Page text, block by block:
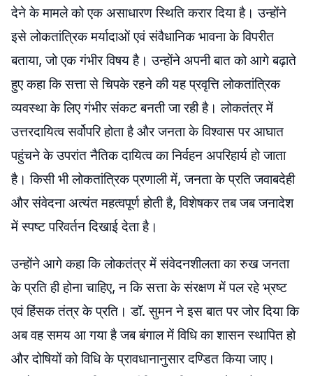
देने के मामले को एक असाधारण स्थिति करार दिया है। उन्होंने
इसे लोकतांत्रिक मर्यादाओं एवं संवैधानिक भावना के विपरीत
बताया, जो एक गंभीर विषय है। उन्होंने अपनी बात को आगे बढ़ाते
हुए कहा कि सत्ता से चिपके रहने की यह प्रवृत्ति लोकतांत्रिक
व्यवस्था के लिए गंभीर संकट बनती जा रही है। लोकतंत्र में
उत्तरदायित्व सर्वोपरि होता है और जनता के विश्वास पर आघात
पहुंचने के उपरांत नैतिक दायित्व का निर्वहन अपरिहार्य हो जाता
है। किसी भी लोकतांत्रिक प्रणाली में, जनता के प्रति जवाबदेही
और संवेदना अत्यंत महत्वपूर्ण होती है, विशेषकर तब जब जनादेश
में स्पष्ट परिवर्तन दिखाई देता है।
उन्होंने आगे कहा कि लोकतंत्र में संवेदनशीलता का रुख जनता
के प्रति ही होना चाहिए, न कि सत्ता के संरक्षण में पल रहे भ्रष्ट
एवं हिंसक तंत्र के प्रति। डॉ. सुमन ने इस बात पर जोर दिया कि
अब वह समय आ गया है जब बंगाल में विधि का शासन स्थापित हो
और दोषियों को विधि के प्रावधानानुसार दण्डित किया जाए।